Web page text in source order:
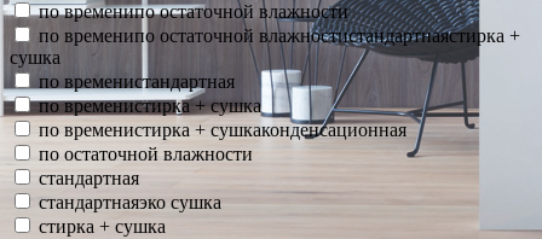
по временипо остаточной влажности
по временипо остаточной влажностистандартнаястирка +
сушка
по временистандартная
по временистирка + сушка
по временистирка + сушкаконденсационная
по остаточной влажности
стандартная
стандартнаяэко сушка
стирка + сушка